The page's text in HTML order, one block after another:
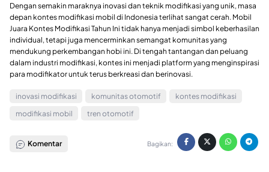
Dengan semakin maraknya inovasi dan teknik modifikasi yang unik, masa
depan kontes modifikasi mobil di Indonesia terlihat sangat cerah. Mobil
Juara Kontes Modifikasi Tahun Ini tidak hanya menjadi simbol keberhasilan
individual, tetapi juga mencerminkan semangat komunitas yang
mendukung perkembangan hobi ini. Di tengah tantangan dan peluang
dalam industri modifikasi, kontes ini menjadi platform yang menginspirasi
para modifikator untuk terus berkreasi dan berinovasi.
inovasi modifikasi komunitas otomotif
kontes modifikasi
modifikasi mobil
tren otomotif
Komentar Bagikan: